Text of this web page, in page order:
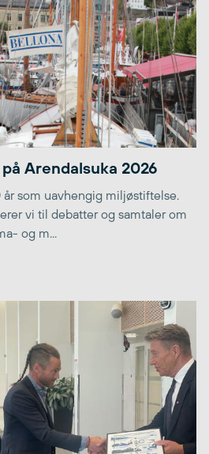
Arendalsuka 2026
år som uavhengig miljøstiftelse.
vi til debatter og samtaler om
og m...